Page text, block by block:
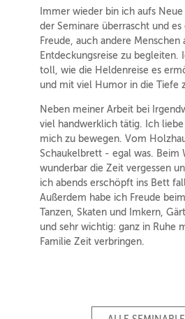
Immer wieder bin ich aufs
der Seminare überrascht und
Freude, auch andere Menschen
Entdeckungsreise zu begleiten.
toll, wie die Heldenreise es
und mit viel Humor in die Tiefe
Neben meiner Arbeit bei
viel handwerklich tätig. Ich liebe
mich zu bewegen. Vom
Schaukelbrett - egal was. Beim
wunderbar die Zeit vergessen
ich abends erschöpft ins Bett
Außerdem habe ich Freude
Tanzen, Skaten und Imkern,
und sehr wichtig: ganz in Ruhe
Familie Zeit verbringen.